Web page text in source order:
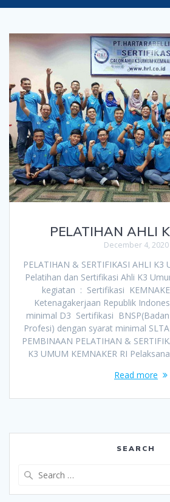
PELATIHAN AHLI
December 4, 2020
PELATIHAN & SERTIFIKASI AHLI
Pelatihan dan Sertifikasi Ahli K3
kegiatan : Sertifikasi
Ketenagakerjaan Republik
minimal D3 Sertifikasi
Profesi) dengan syarat minimal
PEMBINAAN PELATIHAN &
K3 UMUM KEMNAKER RI
Read more
SEARCH